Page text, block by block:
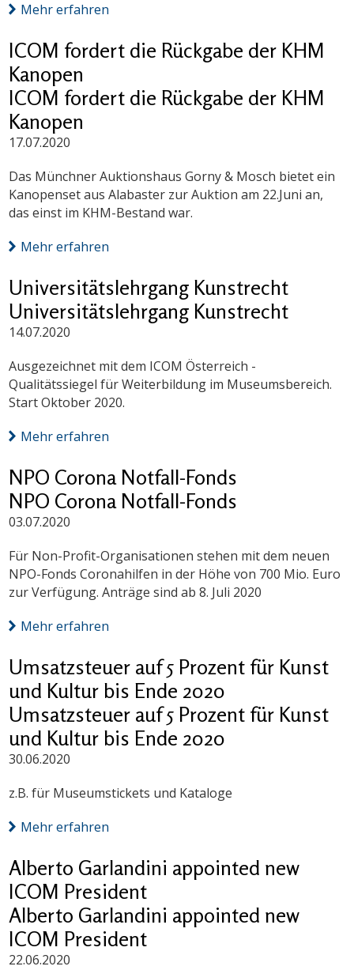
Mehr erfahren
ICOM fordert die Rückgabe der KHM
Kanopen
ICOM fordert die Rückgabe der KHM
Kanopen
17.07.2020
Das Münchner Auktionshaus Gorny & Mosch bietet ein
Kanopenset aus Alabaster zur Auktion am 22.Juni an,
das einst im KHM-Bestand war.
Mehr erfahren
Universitätslehrgang Kunstrecht
Universitätslehrgang Kunstrecht
14.07.2020
Ausgezeichnet mit dem ICOM Österreich -
Qualitätssiegel für Weiterbildung im Museumsbereich.
Start Oktober 2020.
Mehr erfahren
NPO Corona Notfall-Fonds
NPO Corona Notfall-Fonds
03.07.2020
Für Non-Profit-Organisationen stehen mit dem neuen
NPO-Fonds Coronahilfen in der Höhe von 700 Mio. Euro
zur Verfügung. Anträge sind ab 8. Juli 2020
Mehr erfahren
Umsatzsteuer auf 5 Prozent für Kunst
und Kultur bis Ende 2020
Umsatzsteuer auf 5 Prozent für Kunst
und Kultur bis Ende 2020
30.06.2020
z.B. für Museumstickets und Kataloge
Mehr erfahren
Alberto Garlandini appointed new
ICOM President
Alberto Garlandini appointed new
ICOM President
22.06.2020